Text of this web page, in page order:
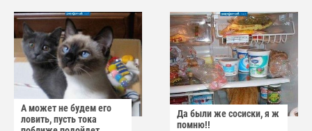
А может не будем его
ловить, пусть тока
Да были же сосиски, я ж
помню!!